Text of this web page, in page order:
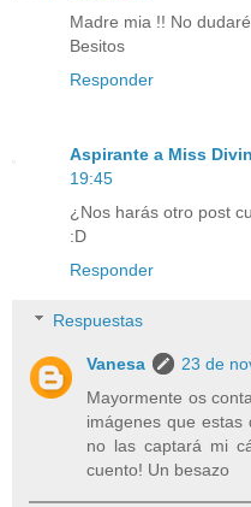
Madre mia !! No
Besitos
Responder
Aspirante a Miss
19:45
¿Nos harás otro post
:D
Responder
Respuestas
Vanesa
23 de
Mayormente os
imágenes que
no las captará mi
cuento! Un besazo